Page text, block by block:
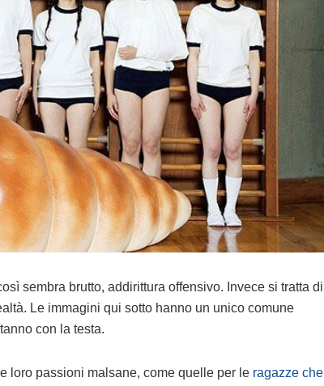
sembra brutto, addirittura offensivo. Invece si tratta di
Le immagini qui sotto hanno un unico comune
con la testa.
loro passioni malsane, come quelle per le ragazze che